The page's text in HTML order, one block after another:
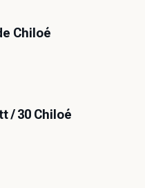
Chiloé
/ 30 Chiloé